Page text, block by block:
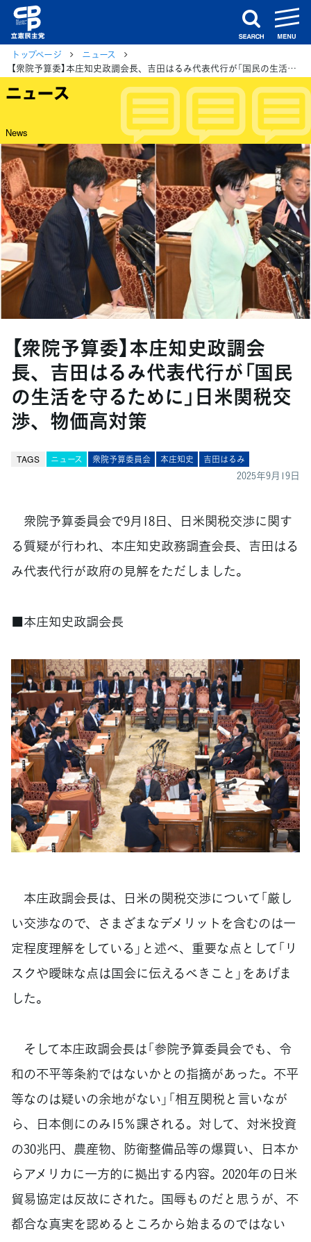
search
トップページ
ニュース
【衆院予算委】本庄知史政調会長、吉田はるみ代表代行が「国民の生活を守るために」日米関税交渉、物価高対策
ニュース
News
【衆院予算委】本庄知史政調会
長、吉田はるみ代表代行が「国民
の生活を守るために」日米関税交
渉、物価高対策
TAGS ニュース 衆院予算委員会 本庄知史 吉田はるみ
2025年9月19日
衆院予算委員会で9月18日、日米関税交渉に関す
る質疑が行われ、本庄知史政務調査会長、吉田はる
み代表代行が政府の見解をただしました。
■本庄知史政調会長
本庄政調会長は、日米の関税交渉について「厳し
い交渉なので、さまざまなデメリットを含むのは一
定程度理解をしている」と述べ、重要な点として「リ
スクや曖昧な点は国会に伝えるべきこと」をあげま
した。
そして本庄政調会長は「参院予算委員会でも、令
和の不平等条約ではないかとの指摘があった。不平
等なのは疑いの余地がない」「相互関税と言いなが
ら、日本側にのみ15％課される。対して、対米投資
の30兆円、農産物、防衛整備品等の爆買い、日本か
らアメリカに一方的に拠出する内容。2020年の日米
貿易協定は反故にされた。国辱ものだと思うが、不
都合な真実を認めるところから始まるのではない